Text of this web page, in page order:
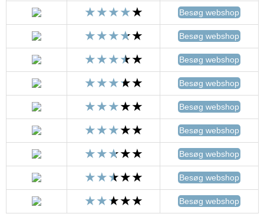
Besøg webshop
Besøg webshop
Besøg webshop
Besøg webshop
Besøg webshop
Besøg webshop
Besøg webshop
Besøg webshop
Besøg webshop